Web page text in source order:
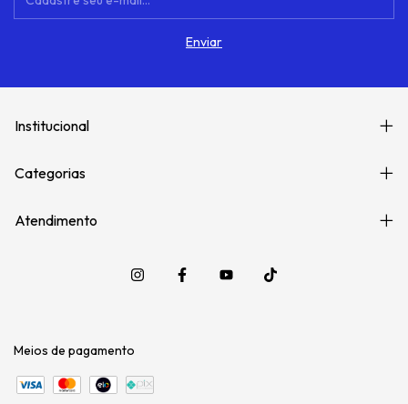
Institucional
Categorias
Atendimento
Meios de pagamento